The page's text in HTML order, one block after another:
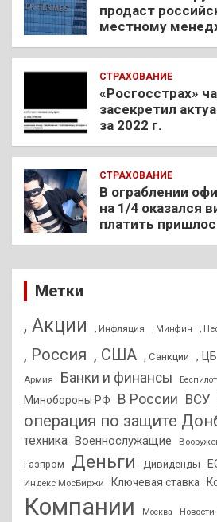
продаст
местному
СТРАХОВАНИЕ
«Росгосстрах»
засекретил
за 2022 г.
СТРАХОВАНИЕ
В ограблении
на 1/4 оказался
платить
Метки
, Акции , Инфляция , Минфин ,
, Россия , США , Санкции , ЦБ
Армия Банки и финансы
Минобороны РФ
В России ВСУ
операция по защите
техника
Военнослужащие
Газпром Деньги Дивиденды
Индекс МосБиржи Ключевая ставка
Компании Москва